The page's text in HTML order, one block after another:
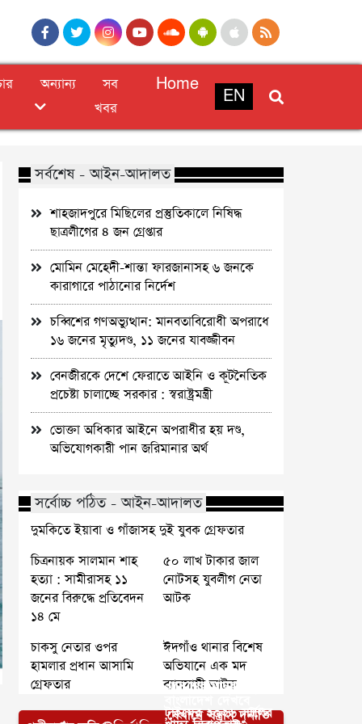
অন্যান্য
সব
খবর
Home
EN
সর্বশেষ - আইন-আদালত
শাহজাদপুরে মিছিলের প্রস্তুতিকালে নিষিদ্ধ
ছাত্রলীগের ৪ জন গ্রেপ্তার
মোমিন মেহেদী-শান্তা ফারজানাসহ ৬ জনকে
কারাগারে পাঠানোর নির্দেশ
চব্বিশের গণঅভ্যুত্থান: মানবতাবিরোধী অপরাধে
১৬ জনের মৃত্যুদণ্ড, ১১ জনের যাবজ্জীবন
বেনজীরকে দেশে ফেরাতে আইনি ও কূটনৈতিক
প্রচেষ্টা চালাচ্ছে সরকার : স্বরাষ্ট্রমন্ত্রী
ভোক্তা অধিকার আইনে অপরাধীর হয় দণ্ড,
অভিযোগকারী পান জরিমানার অর্থ
সর্বোচ্চ পঠিত - আইন-আদালত
দুমকিতে ইয়াবা ও গাঁজাসহ দুই যুবক গ্রেফতার
চিত্রনায়ক সালমান শাহ
হত্যা : সামীরাসহ ১১
জনের বিরুদ্ধে প্রতিবেদন
১৪ মে
৫০ লাখ টাকার জাল
নোটসহ যুবলীগ নেতা
আটক
চাকসু নেতার ওপর
হামলার প্রধান আসামি
গ্রেফতার
ঈদগাঁও থানার বিশেষ
অভিযানে এক মদ
ব্যাবসায়ী আটক
এদেশের মানুষ নতুন
,যেখানে সন্ত্রাস দুর্নীতি
টাইমের ২০২৬ সালের